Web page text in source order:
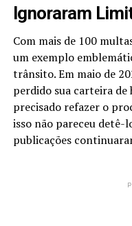
Ignoraram
Com mais de 100
um exemplo
trânsito. Em maio de
perdido sua carteira
precisado refazer o
isso não pareceu detê-
publicações